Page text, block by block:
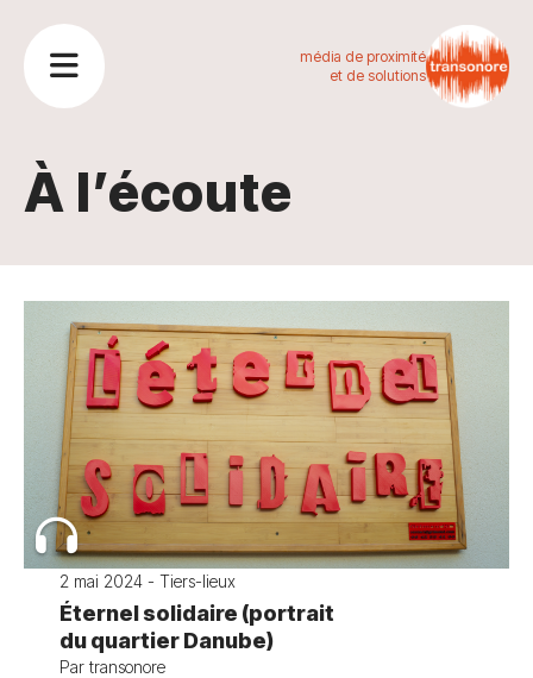
média de proximité
et de solutions
À l’écoute
2 mai 2024 - Tiers-lieux
Éternel solidaire (portrait
du quartier Danube)
Par transonore